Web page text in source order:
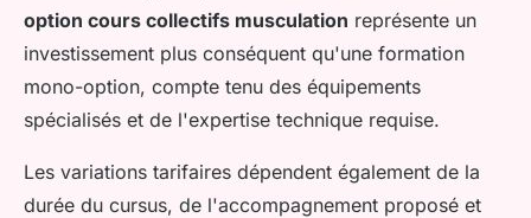
option cours collectifs musculation représente un
investissement plus conséquent qu'une formation
mono-option, compte tenu des équipements
spécialisés et de l'expertise technique requise.
Les variations tarifaires dépendent également de la
durée du cursus, de l'accompagnement proposé et